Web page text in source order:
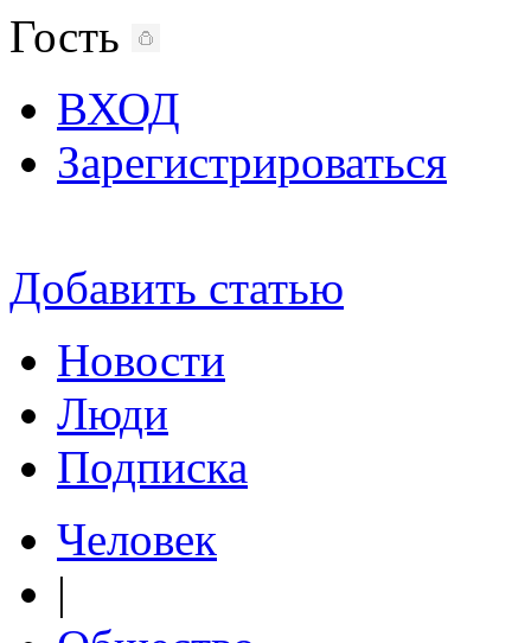
Гость
ВХОД
Зарегистрироваться
Добавить статью
Новости
Люди
Подписка
Человек
|